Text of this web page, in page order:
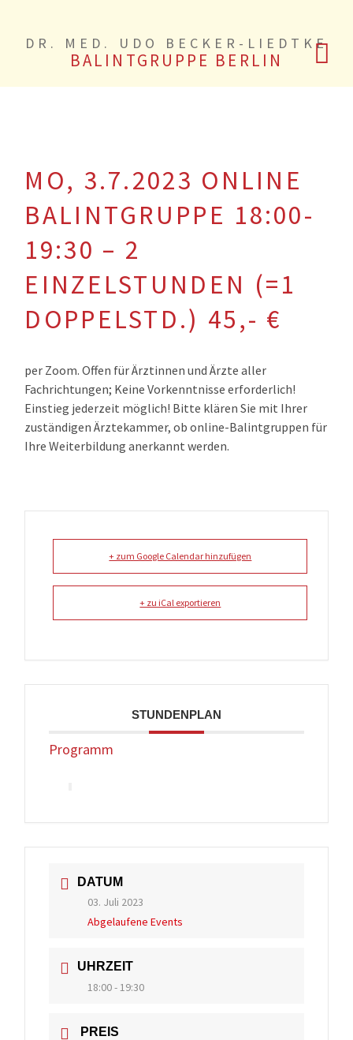
DR. MED. UDO BECKER-LIEDTKE
BALINTGRUPPE BERLIN
MO, 3.7.2023 ONLINE
BALINTGRUPPE 18:00-
19:30 – 2
EINZELSTUNDEN (=1
DOPPELSTD.) 45,- €
per Zoom. Offen für Ärztinnen und Ärzte aller
Fachrichtungen; Keine Vorkenntnisse erforderlich!
Einstieg jederzeit möglich! Bitte klären Sie mit Ihrer
zuständigen Ärztekammer, ob online-Balintgruppen für
Ihre Weiterbildung anerkannt werden.
+ zum Google Calendar hinzufügen
+ zu iCal exportieren
STUNDENPLAN
Programm
DATUM
03. Juli 2023
Abgelaufene Events
UHRZEIT
18:00 - 19:30
PREIS